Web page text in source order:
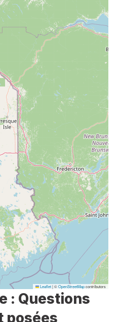
Leaflet|©OpenStreetMapcontributors
: Questions
posées